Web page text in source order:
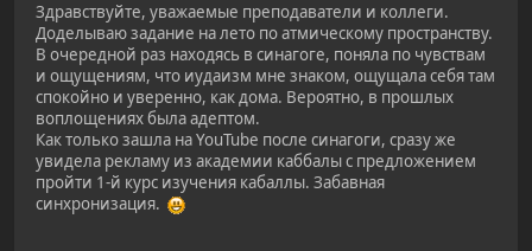
Здравствуйте, уважаемые преподаватели и коллеги.
Доделываю задание на лето по атмическому пространству.
В очередной раз находясь в синагоге, поняла по чувствам
и ощущениям, что иудаизм мне знаком, ощущала себя там
спокойно и уверенно, как дома. Вероятно, в прошлых
воплощениях была адептом.
Как только зашла на YouTube после синагоги, сразу же
увидела рекламу из академии каббалы с предложением
пройти 1-й курс изучения кабаллы. Забавная
синхронизация.